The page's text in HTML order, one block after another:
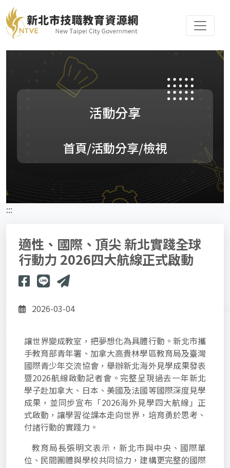
活動分享
首頁/活動分享/檢視
:::
適性、國際、頂尖 新北實踐全球
行動力 2026四大航線正式啟動
2026-03-04
讓世界變成教室，把夢想化為具體行動。新北市攜
手教育部青年署、加拿大高貴林學區教育局及臺灣
國際青少年交流協會，舉辦新北海外見學成果發表
暨2026航線啟動記者會。完整呈現過去一年新北
學子赴加拿大、日本、美國及法國等國際深度見學
成果，並同步宣布「2026海外見學四大航線」正
式啟動，讓學習從課本走向世界，培育勇於思考、
付諸行動的實踐力。
教育局長張明文表示，新北市與中央、國際單
位、民間團體與學校共同協力，建構更完整的國際